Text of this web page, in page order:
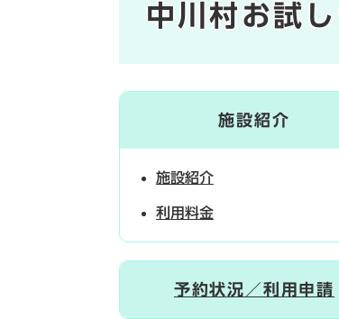
中川村お試
施設紹介
施設紹介
利用料金
予約状況／利用申請